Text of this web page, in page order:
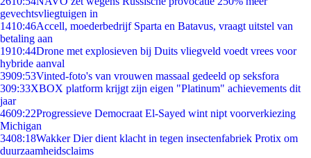
gevechtsvliegtuigen in
1410:46Accell, moederbedrijf Sparta en Batavus, vraagt uitstel van
betaling aan
1910:44Drone met explosieven bij Duits vliegveld voedt vrees voor
hybride aanval
3909:53Vinted-foto's van vrouwen massaal gedeeld op seksfora
309:33XBOX platform krijgt zijn eigen "Platinum" achievements dit
jaar
4609:22Progressieve Democraat El-Sayed wint nipt voorverkiezing
Michigan
3408:18Wakker Dier dient klacht in tegen insectenfabriek Protix om
duurzaamheidsclaims